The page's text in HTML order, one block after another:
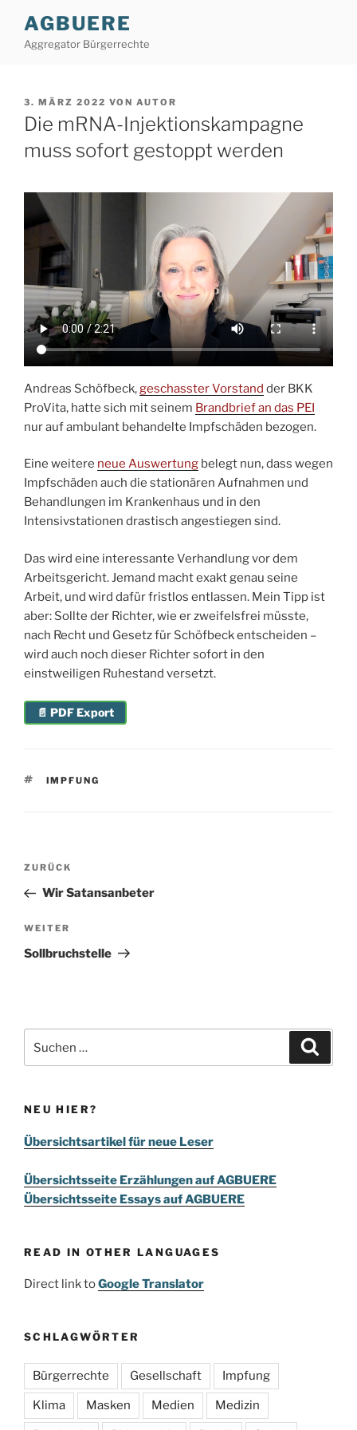
Inhalt
springen
AGBUERE
Aggregator Bürgerrechte
VERÖFFENTLICHT
AM
3. MÄRZ 2022 VON AUTOR
Die mRNA-Injektionskampagne
muss sofort gestoppt werden
Andreas Schöfbeck, geschasster Vorstand der BKK
ProVita, hatte sich mit seinem Brandbrief an das PEI
nur auf ambulant behandelte Impfschäden bezogen.
Eine weitere neue Auswertung belegt nun, dass wegen
Impfschäden auch die stationären Aufnahmen und
Behandlungen im Krankenhaus und in den
Intensivstationen drastisch angestiegen sind.
Das wird eine interessante Verhandlung vor dem
Arbeitsgericht. Jemand macht exakt genau seine
Arbeit, und wird dafür fristlos entlassen. Mein Tipp ist
aber: Sollte der Richter, wie er zweifelsfrei müsste,
nach Recht und Gesetz für Schöfbeck entscheiden –
wird auch noch dieser Richter sofort in den
einstweiligen Ruhestand versetzt.
📄 PDF Export
SCHLAGWÖRTER
IMPFUNG
Beitragsnavigation
Vorheriger
Beitrag
ZURÜCK
Wir Satansanbeter
Nächster
Beitrag
WEITER
Sollbruchstelle
nach:
NEU HIER?
Übersichtsartikel für neue Leser
Übersichtsseite Erzählungen auf AGBUERE
Übersichtsseite Essays auf AGBUERE
READ IN OTHER LANGUAGES
Direct link toGoogle Translator
SCHLAGWÖRTER
Bürgerrechte Gesellschaft Impfung
Klima Masken Medien Medizin